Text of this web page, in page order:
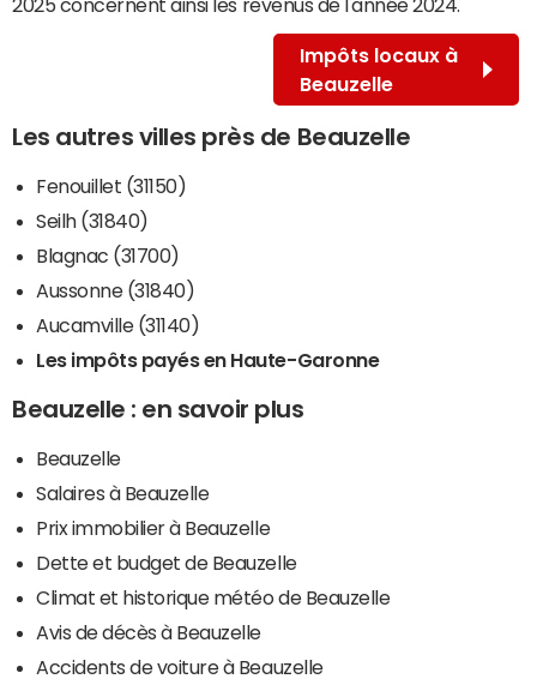
2025 concernent ainsi les revenus de l'année 2024.
Impôts locaux à
Beauzelle
Les autres villes près de Beauzelle
Fenouillet (31150)
Seilh (31840)
Blagnac (31700)
Aussonne (31840)
Aucamville (31140)
Les impôts payés en Haute-Garonne
Beauzelle : en savoir plus
Beauzelle
Salaires à Beauzelle
Prix immobilier à Beauzelle
Dette et budget de Beauzelle
Climat et historique météo de Beauzelle
Avis de décès à Beauzelle
Accidents de voiture à Beauzelle